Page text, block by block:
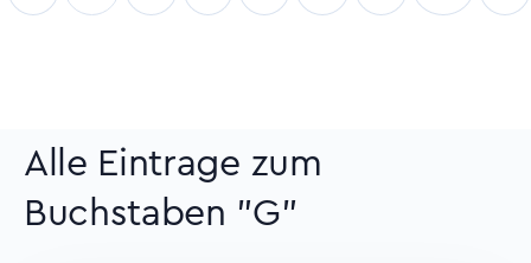
Alle Eintrage zum
Buchstaben "G"